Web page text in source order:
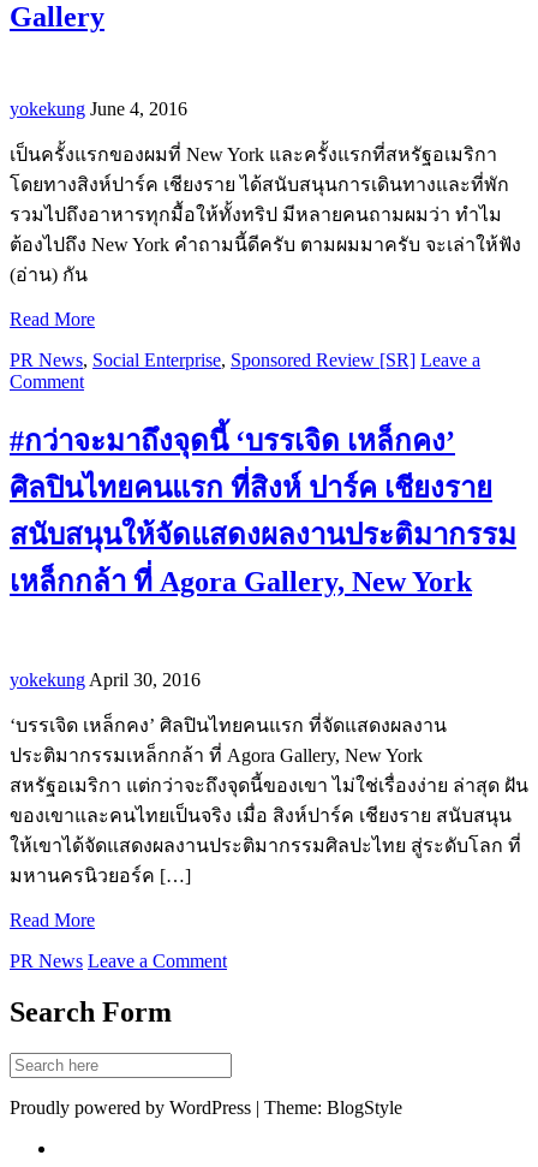
Gallery
yokekung June 4, 2016
เป็นครั้งแรกของผมที่ New York และครั้งแรกที่สหรัฐอเมริกา
โดยทางสิงห์ปาร์ค เชียงราย ได้สนับสนุนการเดินทางและที่พัก
รวมไปถึงอาหารทุกมื้อให้ทั้งทริป มีหลายคนถามผมว่า ทำไม
ต้องไปถึง New York คำถามนี้ดีครับ ตามผมมาครับ จะเล่าให้ฟัง
(อ่าน) กัน
Read More
PR News, Social Enterprise, Sponsored Review [SR] Leave a
Comment
#กว่าจะมาถึงจุดนี้ ‘บรรเจิด เหล็กคง’
ศิลปินไทยคนแรก ที่สิงห์ ปาร์ค เชียงราย
สนับสนุนให้จัดแสดงผลงานประติมากรรม
เหล็กกล้า ที่ Agora Gallery, New York
yokekung April 30, 2016
‘บรรเจิด เหล็กคง’ ศิลปินไทยคนแรก ที่จัดแสดงผลงาน
ประติมากรรมเหล็กกล้า ที่ Agora Gallery, New York
สหรัฐอเมริกา แต่กว่าจะถึงจุดนี้ของเขา ไม่ใช่เรื่องง่าย ล่าสุด ฝัน
ของเขาและคนไทยเป็นจริง เมื่อ สิงห์ปาร์ค เชียงราย สนับสนุน
ให้เขาได้จัดแสดงผลงานประติมากรรมศิลปะไทย สู่ระดับโลก ที่
มหานครนิวยอร์ค […]
Read More
PR News Leave a Comment
Search Form
Proudly powered by WordPress | Theme: BlogStyle